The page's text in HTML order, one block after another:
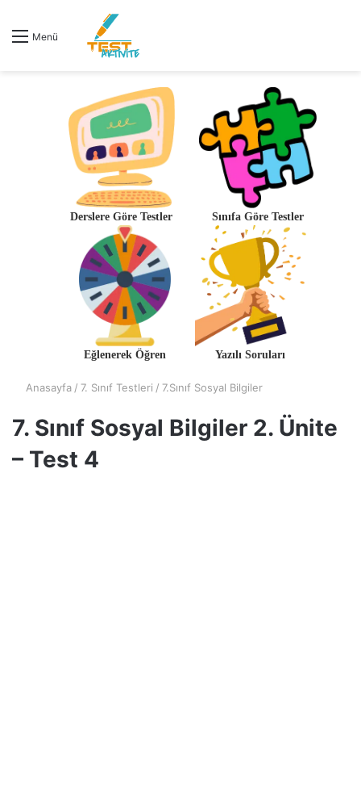
Menü
Derslere Göre Testler Sınıfa Göre Testler
Eğlenerek Öğren Yazılı Soruları
Anasayfa / 7. Sınıf Testleri / 7.Sınıf Sosyal Bilgiler
7. Sınıf Sosyal Bilgiler 2. Ünite
– Test 4